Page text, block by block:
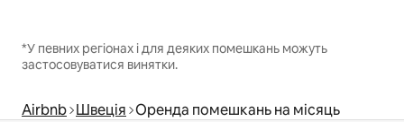
*У певних регіонах і для деяких помешкань можуть
застосовуватися винятки.
Airbnb Швеція Оренда помешкань на місяць